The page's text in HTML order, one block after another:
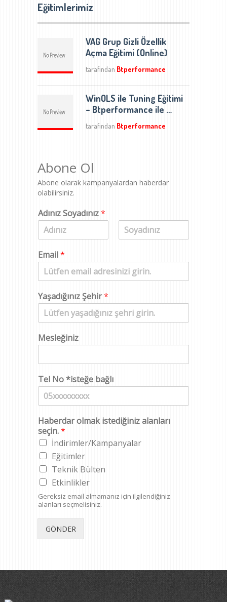
Eğitimlerimiz
VAG Grup Gizli Özellik
Açma Eğitimi (Online)
tarafından Btperformance
WinOLS ile Tuning Eğitimi
– Btperformance ile …
tarafından Btperformance
Abone Ol
Abone olarak kampanyalardan haberdar
olabilirsiniz.
Adınız Soyadınız*
d
a
d
Email*
Yaşadığınız Şehir*
Mesleğiniz
Tel No *isteğe bağlı
Haberdar olmak istediğiniz alanları
seçin.*
İndirimler/Kampanyalar
Eğitimler
Teknik Bülten
Etkinlikler
Gereksiz email almamanız için ilgilendiğiniz
alanları seçmelisiniz.
GÖNDER